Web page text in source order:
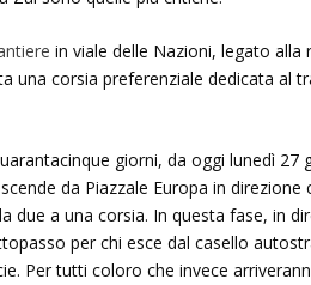
in viale delle Nazioni, legato alla
una corsia preferenziale dedicata al
giorni, da oggi lunedì 27
da Piazzale Europa in direzione
due a una corsia. In questa fase, in
per chi esce dal casello
Per tutti coloro che invece